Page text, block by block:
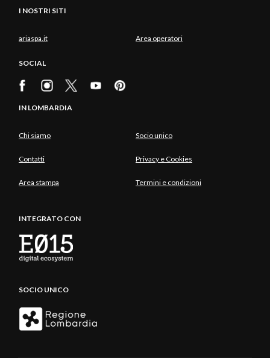
I NOSTRI SITI
ariaspa.it Area operatori
SOCIAL
IN LOMBARDIA
Chi siamo Socio unico
Contatti Privacy e Cookies
Area stampa Termini e condizioni
INTEGRATO CON
SOCIO UNICO